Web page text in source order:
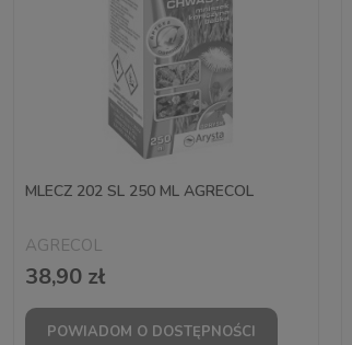
MLECZ 202 SL 250 ML AGRECOL
AGRECOL
38,90 zł
POWIADOM O DOSTĘPNOŚCI